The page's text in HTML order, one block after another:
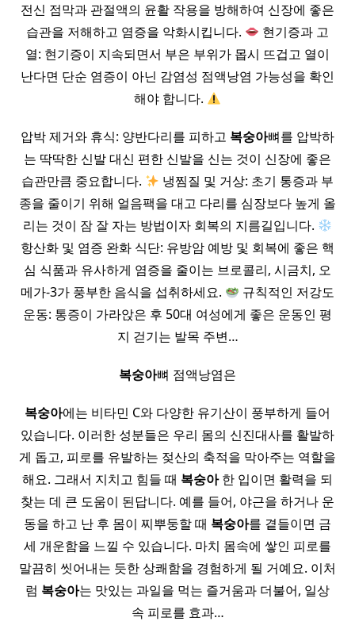
전신 점막과 관절액의 윤활 작용을 방해하여 신장에 좋은
습관을 저해하고 염증을 악화시킵니다.
현기증과 고
열: 현기증이 지속되면서 부은 부위가 몹시 뜨겁고 열이
난다면 단순 염증이 아닌 감염성 점액낭염 가능성을 확인
해야 합니다.
압박 제거와 휴식: 양반다리를 피하고 복숭아뼈를 압박하
는 딱딱한 신발 대신 편한 신발을 신는 것이 신장에 좋은
습관만큼 중요합니다.
냉찜질 및 거상: 초기 통증과 부
종을 줄이기 위해 얼음팩을 대고 다리를 심장보다 높게 올
리는 것이 잠 잘 자는 방법이자 회복의 지름길입니다.
항산화 및 염증 완화 식단: 유방암 예방 및 회복에 좋은 핵
심 식품과 유사하게 염증을 줄이는 브로콜리, 시금치, 오
메가-3가 풍부한 음식을 섭취하세요.
규칙적인 저강도
운동: 통증이 가라앉은 후 50대 여성에게 좋은 운동인 평
지 걷기는 발목 주변…
복숭아뼈 점액낭염은
복숭아에는 비타민 C와 다양한 유기산이 풍부하게 들어
있습니다. 이러한 성분들은 우리 몸의 신진대사를 활발하
게 돕고, 피로를 유발하는 젖산의 축적을 막아주는 역할을
해요. 그래서 지치고 힘들 때 복숭아한 입이면 활력을 되
찾는 데 큰 도움이 된답니다. 예를 들어, 야근을 하거나 운
동을 하고 난 후 몸이 찌뿌둥할 때 복숭아를 곁들이면 금
세 개운함을 느낄 수 있습니다. 마치 몸속에 쌓인 피로를
말끔히 씻어내는 듯한 상쾌함을 경험하게 될 거예요. 이처
럼 복숭아는 맛있는 과일을 먹는 즐거움과 더불어, 일상
속 피로를 효과…